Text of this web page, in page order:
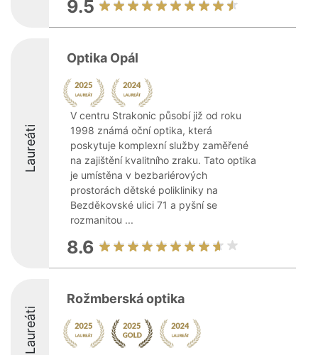
9.5
Laureáti
Optika Opál
V centru Strakonic působí již od roku
1998 známá oční optika, která
poskytuje komplexní služby zaměřené
na zajištění kvalitního zraku. Tato optika
je umístěna v bezbariérových
prostorách dětské polikliniky na
Bezděkovské ulici 71 a pyšní se
rozmanitou ...
8.6
Laureáti
Rožmberská optika